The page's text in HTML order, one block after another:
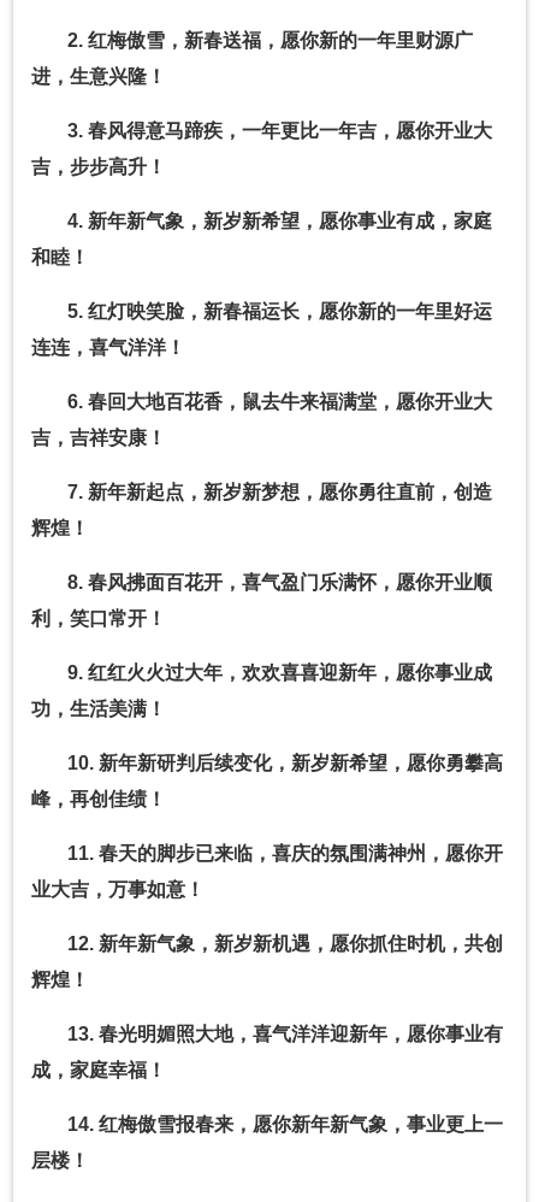
2. 红梅傲雪，新春送福，愿你新的一年里财源广
进，生意兴隆！
3. 春风得意马蹄疾，一年更比一年吉，愿你开业大
吉，步步高升！
4. 新年新气象，新岁新希望，愿你事业有成，家庭
和睦！
5. 红灯映笑脸，新春福运长，愿你新的一年里好运
连连，喜气洋洋！
6. 春回大地百花香，鼠去牛来福满堂，愿你开业大
吉，吉祥安康！
7. 新年新起点，新岁新梦想，愿你勇往直前，创造
辉煌！
8. 春风拂面百花开，喜气盈门乐满怀，愿你开业顺
利，笑口常开！
9. 红红火火过大年，欢欢喜喜迎新年，愿你事业成
功，生活美满！
10. 新年新研判后续变化，新岁新希望，愿你勇攀高
峰，再创佳绩！
11. 春天的脚步已来临，喜庆的氛围满神州，愿你开
业大吉，万事如意！
12. 新年新气象，新岁新机遇，愿你抓住时机，共创
辉煌！
13. 春光明媚照大地，喜气洋洋迎新年，愿你事业有
成，家庭幸福！
14. 红梅傲雪报春来，愿你新年新气象，事业更上一
层楼！